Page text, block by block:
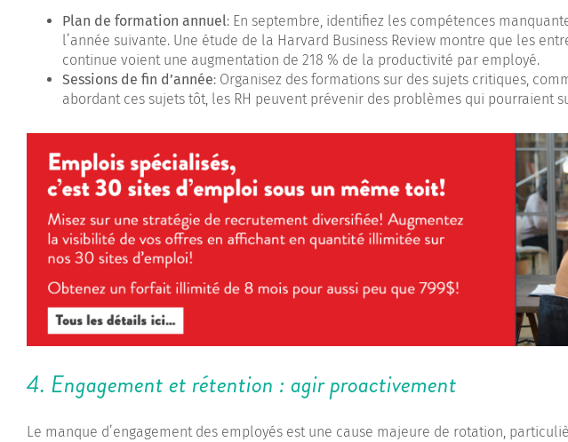
Plan de formation annuel: En septembre, identifiez les compétences
l’année suivante. Une étude de la Harvard Business Review montre que les
continue voient une augmentation de 218 % de la productivité par employé.
Sessions de fin d’année: Organisez des formations sur des sujets critiques,
abordant ces sujets tôt, les RH peuvent prévenir des problèmes qui pourraient
4. Engagement et rétention : agir proactivement
Le manque d’engagement des employés est une cause majeure de rotation,